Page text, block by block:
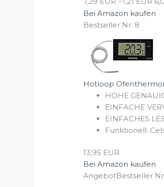
Bei Amazon kaufen
Bestseller Nr. 8
Hotloop
HOHE
EINFACHE
EINFACHES
Funktionell:
13,95 EUR
Bei Amazon kaufen
AngebotBestseller